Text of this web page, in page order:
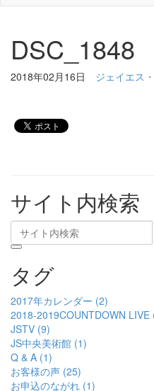
DSC_1848
2018年02月16日 ジェイエス
サイト内検索
タグ
2017年カレンダー (2)
2018-2019COUNTDOWN LIVE
JSTV (9)
JS中央美術館 (1)
Q & A (1)
お客様の声 (25)
お申込のながれ (1)